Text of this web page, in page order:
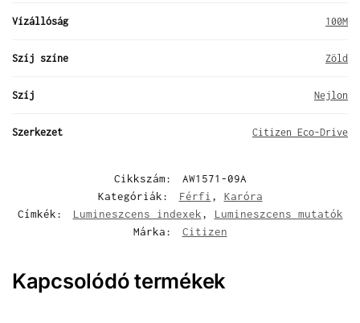
Vízállóság 100M
Szíj színe Zöld
Szíj Nejlon
Szerkezet Citizen Eco-Drive
Cikkszám:
AW1571-09A
Kategóriák:
Férfi , Karóra
Címkék:
Lumineszcens indexek, Lumineszcens mutatók
Márka:
Citizen
Kapcsolódó termékek